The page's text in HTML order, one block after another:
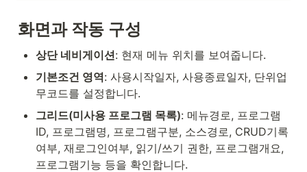
화면과 작동 구성
상단 네비게이션: 현재 메뉴 위치를 보여줍니다.
기본조건 영역: 사용시작일자, 사용종료일자, 단위업
무코드를 설정합니다.
그리드(미사용 프로그램 목록): 메뉴경로, 프로그램
ID, 프로그램명, 프로그램구분, 소스경로, CRUD기록
여부, 재로그인여부, 읽기/쓰기 권한, 프로그램개요,
프로그램기능 등을 확인합니다.